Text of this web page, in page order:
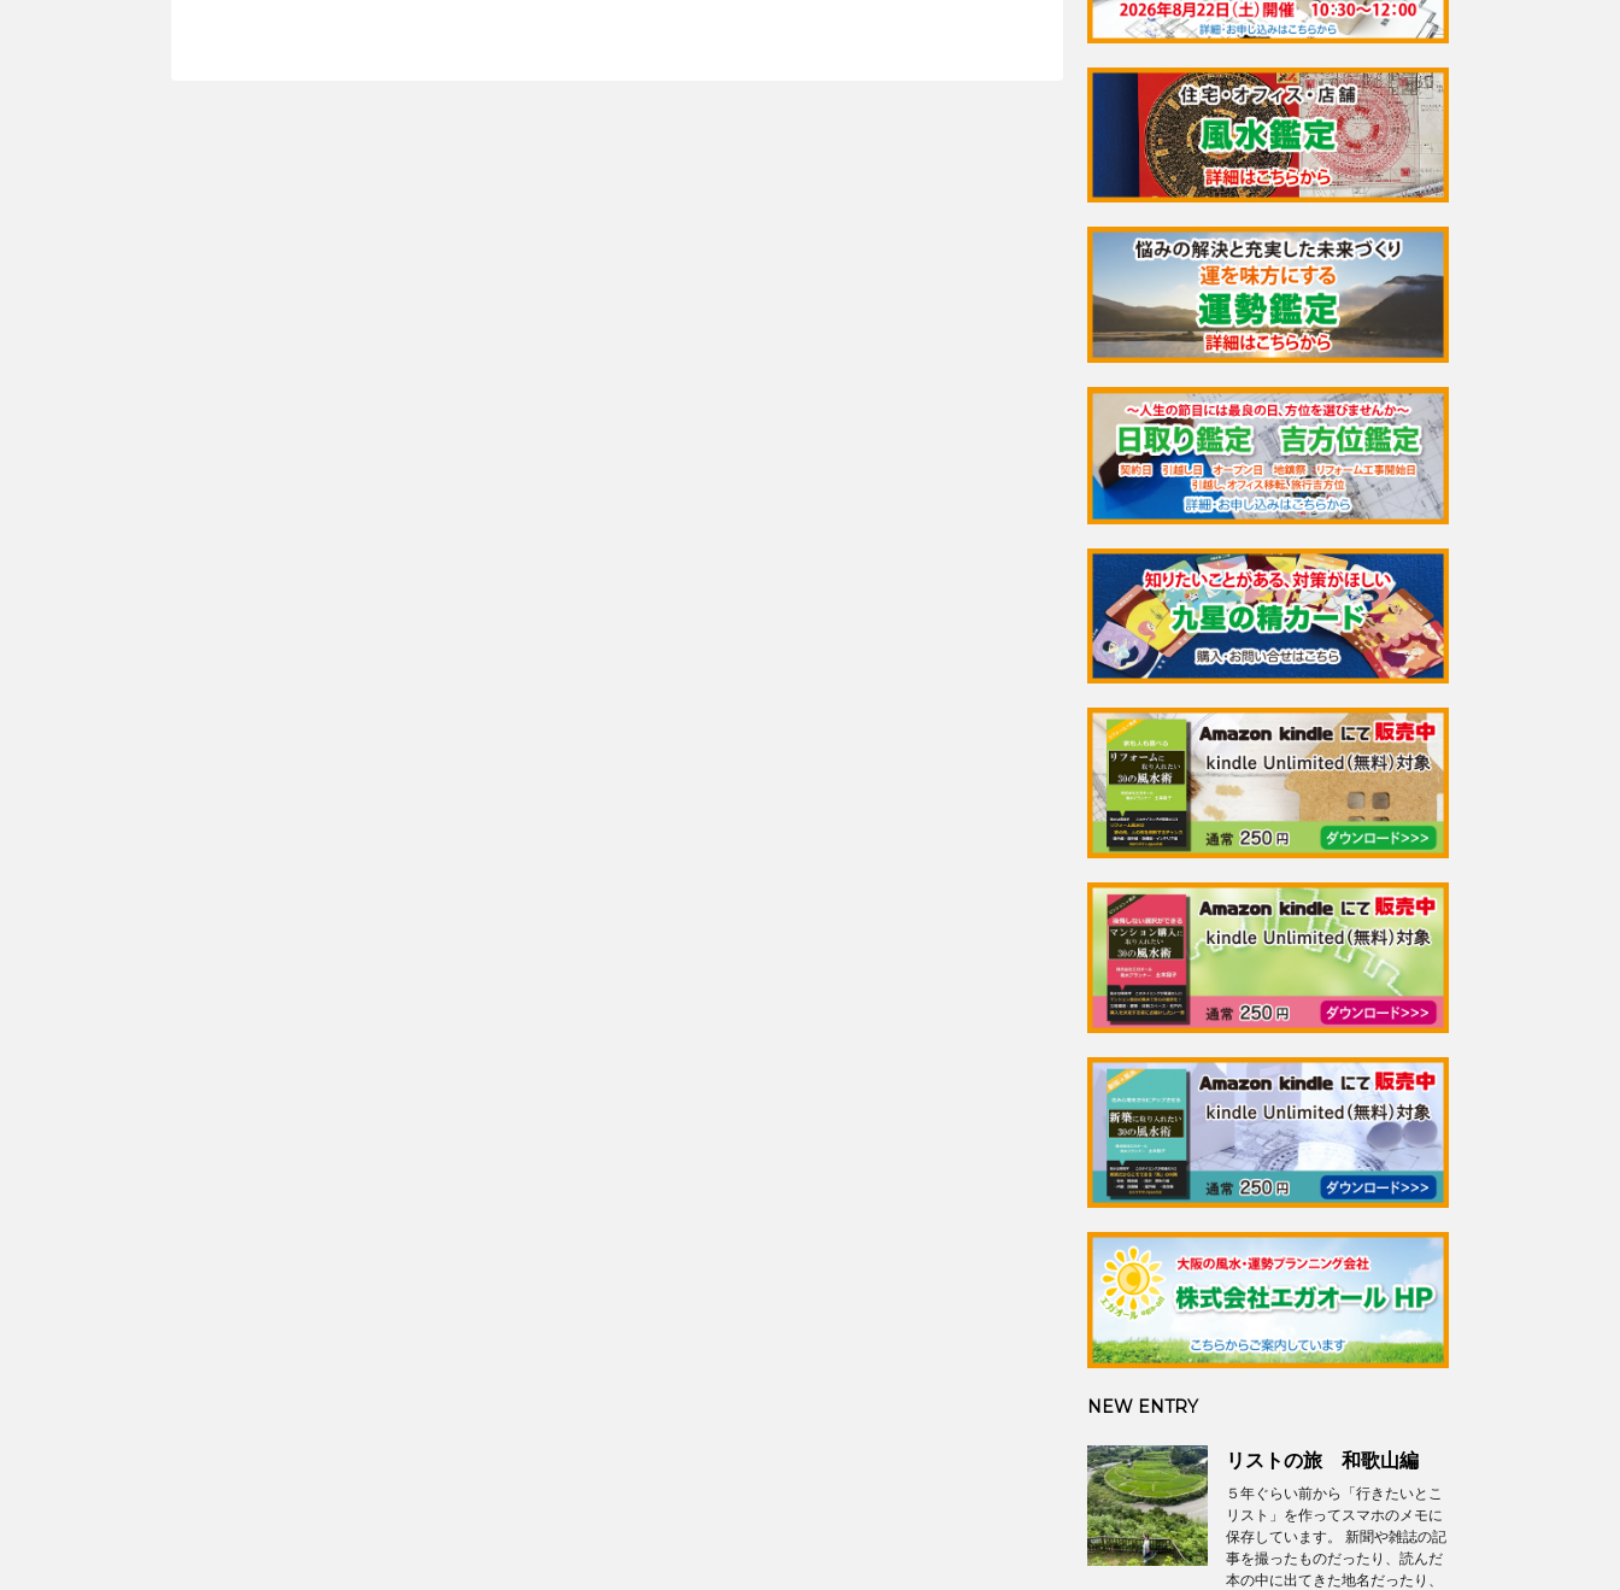
NEW ENTRY
リストの旅 和歌山編
５年ぐらい前から「行きたいとこ
リスト」を作ってスマホのメモに
保存しています。 新聞や雑誌の記
事を撮ったものだったり、読んだ
本の中に出てきた地名だったり、